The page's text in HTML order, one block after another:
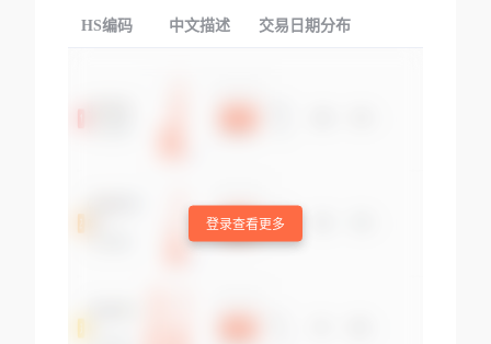
HS编码 中文描述 交易日期分布
登录查看更多